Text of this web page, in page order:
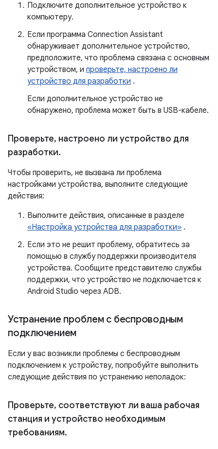
Подключите дополнительное устройство к
компьютеру.
Если программа Connection Assistant
обнаруживает дополнительное устройство,
предположите, что проблема связана с основным
устройством, и проверьте, настроено ли
устройство для разработки .
Если дополнительное устройство не
обнаружено, проблема может быть в USB-кабеле.
Проверьте, настроено ли устройство для
разработки.
Чтобы проверить, не вызвана ли проблема
настройками устройства, выполните следующие
действия:
Выполните действия, описанные в разделе
«Настройка устройства для разработки» .
Если это не решит проблему, обратитесь за
помощью в службу поддержки производителя
устройства. Сообщите представителю службы
поддержки, что устройство не подключается к
Android Studio через ADB.
Устранение проблем с беспроводным
подключением
Если у вас возникли проблемы с беспроводным
подключением к устройству, попробуйте выполнить
следующие действия по устранению неполадок:
Проверьте, соответствуют ли ваша рабочая
станция и устройство необходимым
требованиям.